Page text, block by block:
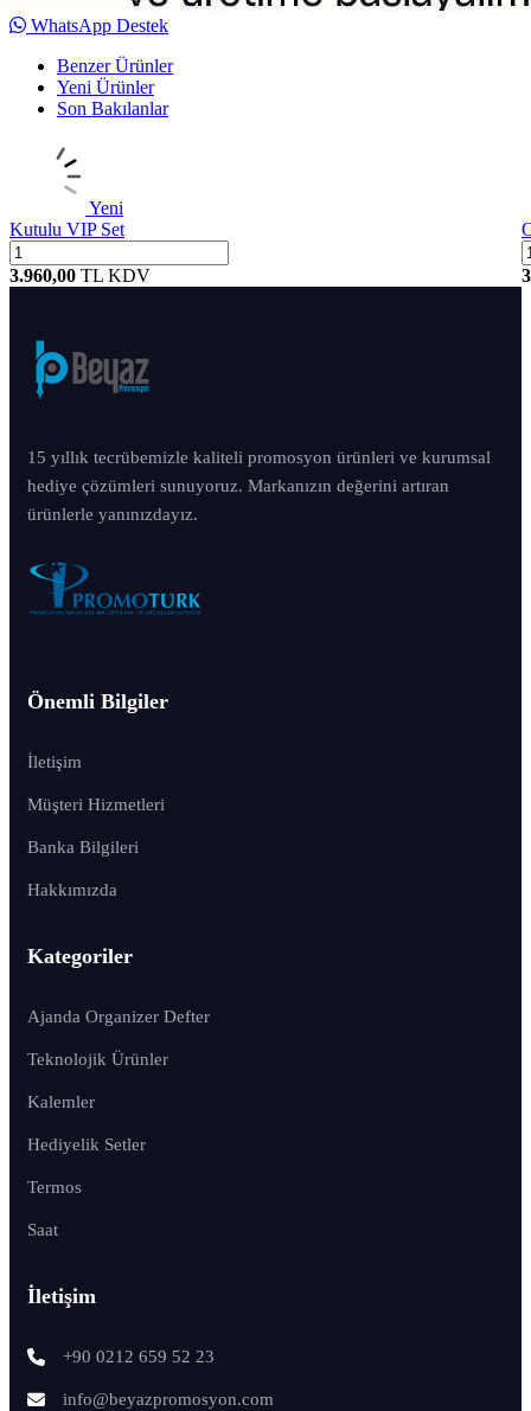
WhatsApp Destek
Benzer Ürünler
Yeni Ürünler
Son Bakılanlar
Yeni
Kutulu VIP Set
3.960,00 TL KDV
15 yıllık tecrübemizle kaliteli promosyon ürünleri ve kurumsal
hediye çözümleri sunuyoruz. Markanızın değerini artıran
ürünlerle yanınızdayız.
Önemli Bilgiler
İletişim
Müşteri Hizmetleri
Banka Bilgileri
Hakkımızda
Kategoriler
Ajanda Organizer Defter
Teknolojik Ürünler
Kalemler
Hediyelik Setler
Termos
Saat
İletişim
+90 0212 659 52 23
info@beyazpromosyon.com